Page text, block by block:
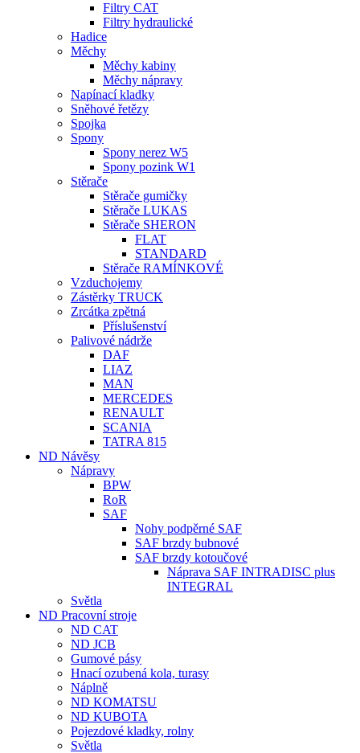
Filtry CAT
Filtry hydraulické
Hadice
Měchy
Měchy kabiny
Měchy nápravy
Napínací kladky
Sněhové řetězy
Spojka
Spony
Spony nerez W5
Spony pozink W1
Stěrače
Stěrače gumičky
Stěrače LUKAS
Stěrače SHERON
FLAT
STANDARD
Stěrače RAMÍNKOVÉ
Vzduchojemy
Zástěrky TRUCK
Zrcátka zpětná
Příslušenství
Palivové nádrže
DAF
LIAZ
MAN
MERCEDES
RENAULT
SCANIA
TATRA 815
ND Návěsy
Nápravy
BPW
RoR
SAF
Nohy podpěrné SAF
SAF brzdy bubnové
SAF brzdy kotoučové
Náprava SAF INTRADISC plus
INTEGRAL
Světla
ND Pracovní stroje
ND CAT
ND JCB
Gumové pásy
Hnací ozubená kola, turasy
Náplně
ND KOMATSU
ND KUBOTA
Pojezdové kladky, rolny
Světla